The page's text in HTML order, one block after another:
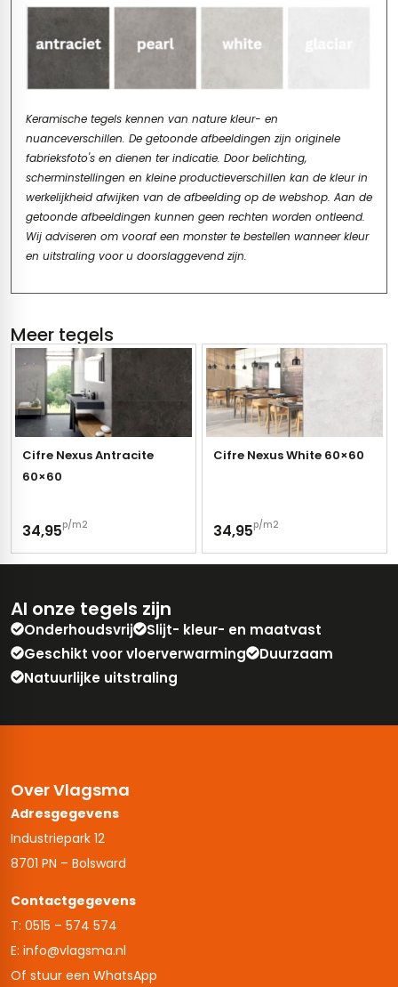
Keramische tegels kennen van nature kleur- en
nuanceverschillen. De getoonde afbeeldingen zijn originele
fabrieksfoto's en dienen ter indicatie. Door belichting,
scherminstellingen en kleine productieverschillen kan de kleur in
werkelijkheid afwijken van de afbeelding op de webshop. Aan de
getoonde afbeeldingen kunnen geen rechten worden ontleend.
Wij adviseren om vooraf een monster te bestellen wanneer kleur
en uitstraling voor u doorslaggevend zijn.
Meer tegels
Cifre Nexus Antracite
60×60
34,95p/m2
Cifre Nexus White 60×60
34,95p/m2
Al onze tegels zijn
Onderhoudsvrij
Slijt- kleur- en maatvast
Geschikt voor vloerverwarming
Duurzaam
Natuurlijke uitstraling
Over Vlagsma
Adresgegevens
Industriepark 12
8701 PN – Bolsward
Contactgegevens
T: 0515 – 574 574
E: info@vlagsma.nl
Of stuur een WhatsApp